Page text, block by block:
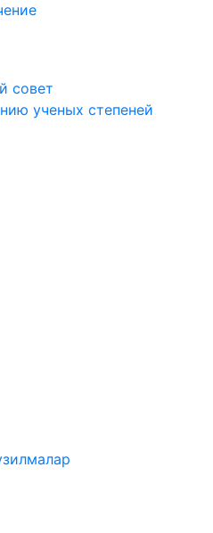
совет
ученых степеней